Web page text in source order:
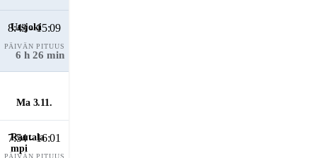
8:43 - 15:09
PÄIVÄN PITUUS
6 h 26 min
Ma 3.11.
7:54 - 16:01
PÄIVÄN PITUUS